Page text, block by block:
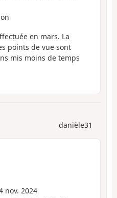
en mars. La
points de vue sont
mis moins de temps
danièle31
nov. 2024